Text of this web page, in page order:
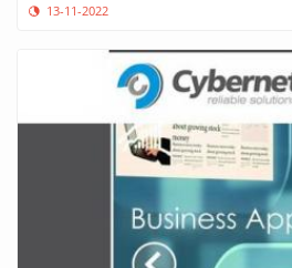
13-11-2022